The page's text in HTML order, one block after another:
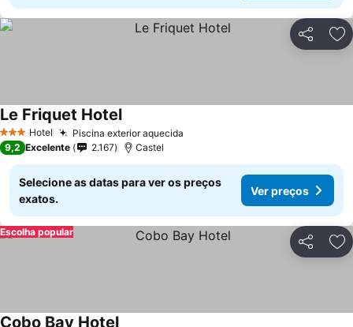
Partilhar
3 EstrelasHotel Piscina exterior aquecida
Le Friquet Hotel
9,2 Excelente 2.167 Castel
Selecione as datas para ver os preços
exatos.
Ver preços
Partilhar
Escolha popular
Cobo Bay Hotel